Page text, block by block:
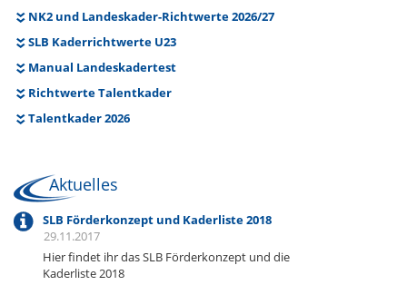
NK2 und Landeskader-Richtwerte 2026/27
SLB Kaderrichtwerte U23
Manual Landeskadertest
Richtwerte Talentkader
Talentkader 2026
Aktuelles
SLB Förderkonzept und Kaderliste 2018
29.11.2017
Hier findet ihr das SLB Förderkonzept und die
Kaderliste 2018